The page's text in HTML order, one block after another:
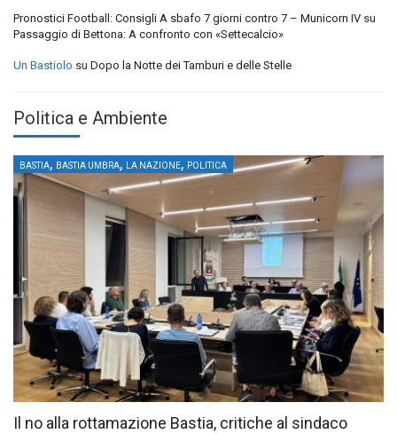
Pronostici Football: Consigli A sbafo 7 giorni contro 7 – Municorn IV su
Passaggio di Bettona: A confronto con «Settecalcio»
Un Bastiolo su Dopo la Notte dei Tamburi e delle Stelle
Politica e Ambiente
BASTIA, BASTIA UMBRA, LA NAZIONE, POLITICA
Il no alla rottamazione Bastia, critiche al sindaco